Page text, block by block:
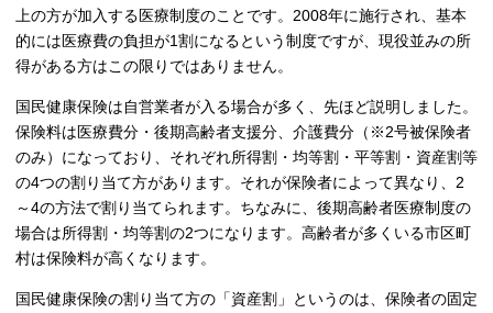
上の方が加入する医療制度のことです。2008年に施行され、基本
的には医療費の負担が1割になるという制度ですが、現役並みの所
得がある方はこの限りではありません。
国民健康保険は自営業者が入る場合が多く、先ほど説明しました。
保険料は医療費分・後期高齢者支援分、介護費分（※2号被保険者
のみ）になっており、それぞれ所得割・均等割・平等割・資産割等
の4つの割り当て方があります。それが保険者によって異なり、2
～4の方法で割り当てられます。ちなみに、後期高齢者医療制度の
場合は所得割・均等割の2つになります。高齢者が多くいる市区町
村は保険料が高くなります。
国民健康保険の割り当て方の「資産割」というのは、保険者の固定